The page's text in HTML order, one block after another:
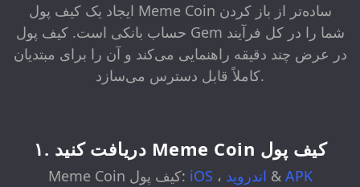
ایجاد یک کیف پول Meme Coin ساده‌تر از باز کردن
حساب بانکی است. کیف پول Gem شما را در کل فرآیند
در عرض چند دقیقه راهنمایی می‌کند و آن را برای مبتدیان
کاملاً قابل دسترس می‌سازد.
۱. دریافت کنید Meme Coin کیف پول
Meme Coin کیف پول: iOS ، & APK